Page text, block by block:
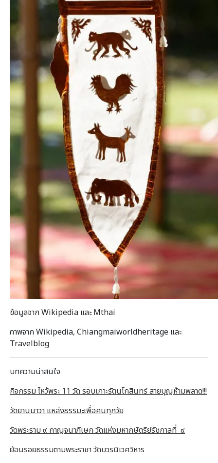
ข้อมูลจาก Wikipedia และ Mthai
ภาพจาก Wikipedia, Chiangmaiworldheritage และ
Travelblog
บทความน่าสนใจ
กิจกรรม ไหว้พระ 11 วัด รอบเกาะรัตนโกสินทร์ สายบุญห้ามพลาด!!!
วัดยานนาวา แหล่งธรรมะเพื่อคนทุกวัย
วัดพระราม ๙ กาญจนาภิเษก วัดแห่งมหากษัตริย์รัชกาลที่ ๙
ย้อนรอยธรรมตามพระราชา วัดบวรนิเวศวิหาร